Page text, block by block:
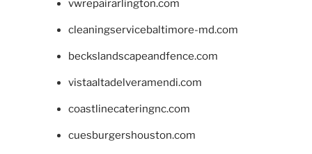
vwrepairarlington.com
cleaningservicebaltimore-md.com
beckslandscapeandfence.com
vistaaltadelveramendi.com
coastlinecateringnc.com
cuesburgershouston.com